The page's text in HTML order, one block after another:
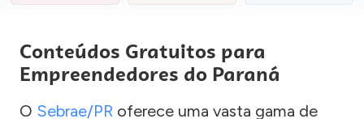
Conteúdos Gratuitos para
Empreendedores do Paraná
O Sebrae/PR oferece uma vasta gama de